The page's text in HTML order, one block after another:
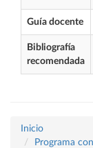
Guía docente
Bibliografía
recomendada
Inicio
Programa